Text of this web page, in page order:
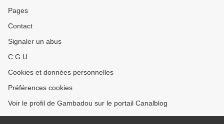
Pages
Contact
Signaler un abus
C.G.U.
Cookies et données personnelles
Préférences cookies
Voir le profil de Gambadou sur le portail Canalblog